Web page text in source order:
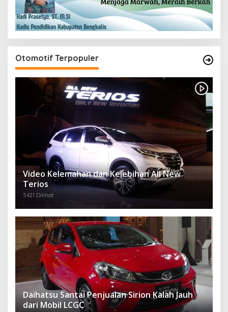
Otomotif Terpopuler
Video Kelemahan dan Kelebihan All New
Terios
5421 Dilihat
Daihatsu Santai Penjualan Sirion Kalah Jauh
dari Mobil LCGC